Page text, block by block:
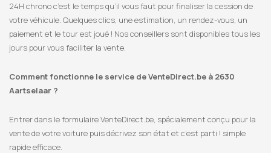
24H chrono c’est le temps qu’il vous faut pour finaliser la cession de
votre véhicule. Quelques clics, une estimation, un rendez-vous, un
paiement et le tour est joué ! Nos conseillers sont disponibles tous les
jours pour vous faciliter la vente.
Comment fonctionne le service de VenteDirect.be à 2630
Aartselaar ?
Entrer dans le formulaire VenteDirect.be, spécialement conçu pour la
vente de votre voiture puis décrivez son état et c’est parti ! simple
rapide efficace.